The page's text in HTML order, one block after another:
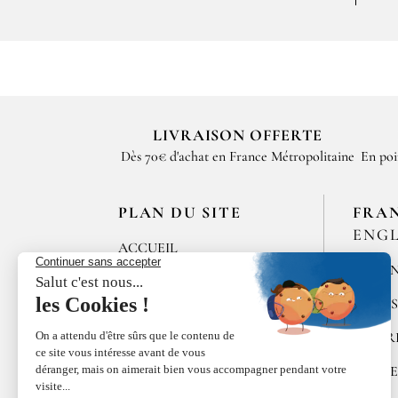
LIVRAISON OFFERTE
Dès 70€ d'achat en France Métropolitaine En
PLAN DU SITE
ACCUEIL
LES MAISONS DE
BRICOURT
RECRUTEMENT
ÉPICES RŒLLINGER